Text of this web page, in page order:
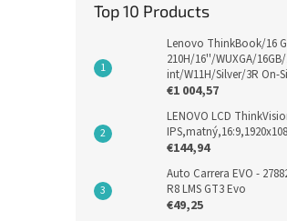
Top 10 Products
Lenovo ThinkBook/16
210H/16''/WUXGA/
int/W11H/Silver/3R On-
€1 004,57
LENOVO LCD
€144,94
Auto Carrera EVO -
R8 LMS GT3 Evo
€49,25